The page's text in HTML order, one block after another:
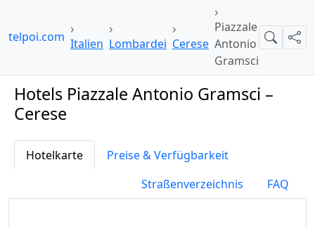
Italien Lombardei Cerese
Piazzale
Antonio
Gramsci
Suche
Hotels Piazzale Antonio Gramsci –
Cerese
Hotelkarte
Preise & Verfügbarkeit
Straßenverzeichnis
FAQ